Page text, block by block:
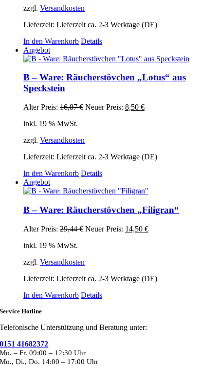
zzgl. Versandkosten
Lieferzeit: Lieferzeit ca. 2-3 Werktage (DE)
In den Warenkorb Details
Angebot
B – Ware: Räucherstövchen „Lotus“ aus
Speckstein
Alter Preis: 16,87€ Ursprünglicher
Neuer Preis: 8,50 €Aktueller
inkl. 19 % MwSt.
zzgl. Versandkosten
Lieferzeit: Lieferzeit ca. 2-3 Werktage (DE)
In den Warenkorb Details
Angebot
B – Ware: Räucherstövchen „Filigran“
Alter Preis: 29,44€ Ursprünglicher
Neuer Preis: 14,50 €Aktueller
inkl. 19 % MwSt.
zzgl. Versandkosten
Lieferzeit: Lieferzeit ca. 2-3 Werktage (DE)
In den Warenkorb Details
Service Hotline
Telefonische Unterstützung und Beratung unter:
0151 41682372
Mo. – Fr. 09:00 – 12:30 Uhr
Mo., Di., Do. 14:00 – 17:00 Uhr